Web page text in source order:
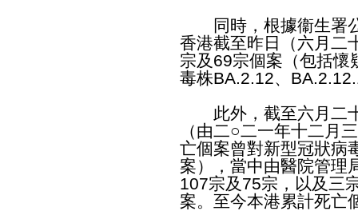
同時，根據衞生署公
香港截至昨日（六月二
宗及69宗個案（包括懷
毒株BA.2.12、
此外，截至六月二十
（由二○二一年十二月
亡個案曾對新型冠狀病
案），當中由醫院管理
107宗及75宗，以及三
案。至今本港累計死亡